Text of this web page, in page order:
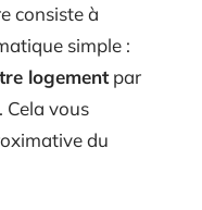
consiste à
simple :
logementpar
Cela vous
du